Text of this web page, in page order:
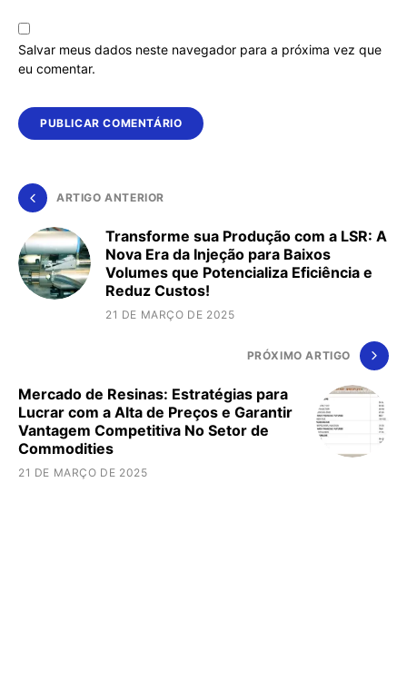
Salvar meus dados neste navegador para a próxima vez que
eu comentar.
ARTIGO ANTERIOR
Transforme sua Produção com a LSR: A
Nova Era da Injeção para Baixos
Volumes que Potencializa Eficiência e
Reduz Custos!
21 DE MARÇO DE 2025
PRÓXIMO ARTIGO
Mercado de Resinas: Estratégias para
Lucrar com a Alta de Preços e Garantir
Vantagem Competitiva No Setor de
Commodities
21 DE MARÇO DE 2025